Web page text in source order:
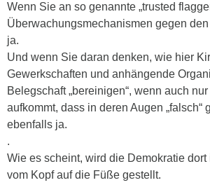
Wenn Sie an so genannte „trusted
Überwachungsmechanismen gegen
ja.
Und wenn Sie daran denken, wie hier
Gewerkschaften und anhängende
Belegschaft „bereinigen“, wenn auch
aufkommt, dass in deren Augen „falsch“
ebenfalls ja.
.
Wie es scheint, wird die Demokratie
vom Kopf auf die Füße gestellt.